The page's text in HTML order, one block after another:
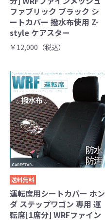
ファブリック ブラック シ
ートカバー 撥水布使用 Z-
style ケアスター
￥12,000（税込）
送料無料
運転席用シートカバー ホン
ダ ステップワゴン 専用 運
転席[1席分] WRFファイン